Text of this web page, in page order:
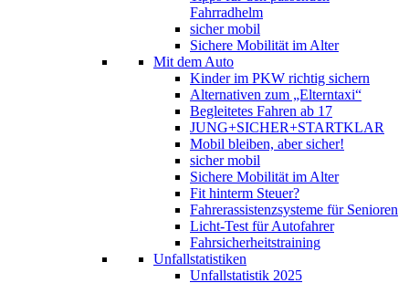
Fahrradhelm
sicher mobil
Sichere Mobilität im Alter
Mit dem Auto
Kinder im PKW richtig sichern
Alternativen zum „Elterntaxi“
Begleitetes Fahren ab 17
JUNG+SICHER+STARTKLAR
Mobil bleiben, aber sicher!
sicher mobil
Sichere Mobilität im Alter
Fit hinterm Steuer?
Fahrerassistenzsysteme für Senioren
Licht-Test für Autofahrer
Fahrsicherheitstraining
Unfallstatistiken
Unfallstatistik 2025